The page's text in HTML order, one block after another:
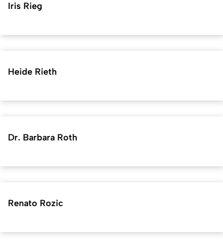
Iris Rieg
Heide Rieth
Dr. Barbara Roth
Renato Rozic